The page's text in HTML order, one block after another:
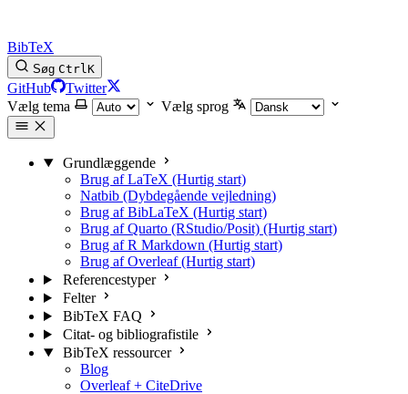
BibTeX
Søg CtrlK
GitHub
Twitter
Vælg tema
Vælg sprog
Grundlæggende
Brug af LaTeX (Hurtig start)
Natbib (Dybdegående vejledning)
Brug af BibLaTeX (Hurtig start)
Brug af Quarto (RStudio/Posit) (Hurtig start)
Brug af R Markdown (Hurtig start)
Brug af Overleaf (Hurtig start)
Referencestyper
Felter
BibTeX FAQ
Citat- og bibliografistile
BibTeX ressourcer
Blog
Overleaf + CiteDrive